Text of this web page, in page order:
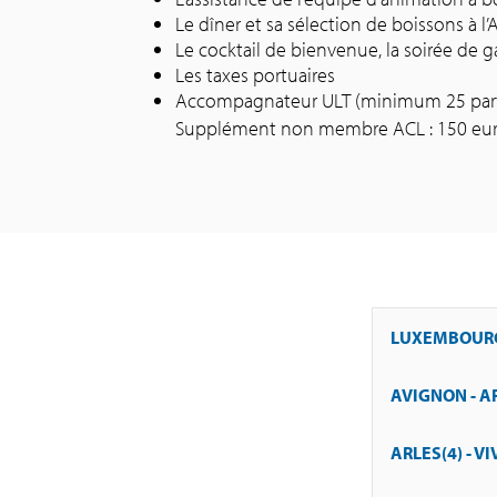
Le dîner et sa sélection de boissons à
Le cocktail de bienvenue, la soirée de
Les taxes portuaires
Accompagnateur ULT (minimum 25
Supplément non membre ACL : 150
Navette à
bienvenue.
AVIGNON -
Matinée en
ARLES(4) -